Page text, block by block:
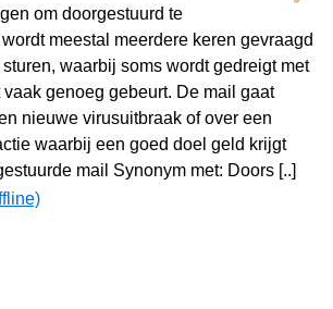
om doorgestuurd te
meestal meerdere keren gevraagd
waarbij soms wordt gedreigt met
vaak genoeg gebeurt. De mail gaat
nieuwe virusuitbraak of over een
waarbij een goed doel geld krijgt
mail Synonym met: Doors [..]